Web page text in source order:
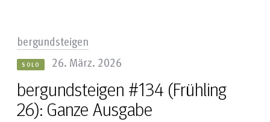
bergundsteigen #134 (Frühling
26): Ganze Ausgabe
SOLO 26. März. 2026
bergundsteigen